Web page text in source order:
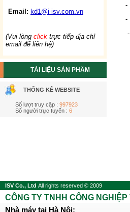
Email: kd1@i-isv.com.vn
(Vui lòng click trực tiếp địa chỉ
email để liên hệ)
TÀI LIỆU SẢN PHẨM
THỐNG KÊ WEBSITE
Số lượt truy cập : 997923
Số người trực tuyến : 6
-
-
ISV Co., Ltd All rights reserved © 2009
CÔNG TY TNHH CÔNG
Nhà máy tại Hà Nội: